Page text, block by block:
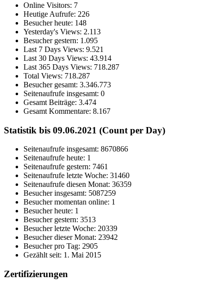
Online Visitors: 7
Heutige Aufrufe: 226
Besucher heute: 148
Yesterday's Views: 2.113
Besucher gestern: 1.095
Last 7 Days Views: 9.521
Last 30 Days Views: 43.914
Last 365 Days Views: 718.287
Total Views: 718.287
Besucher gesamt: 3.346.773
Seitenaufrufe insgesamt: 0
Gesamt Beiträge: 3.474
Gesamt Kommentare: 8.167
Statistik bis 09.06.2021 (Count per Day)
Seitenaufrufe insgesamt: 8670866
Seitenaufrufe heute: 1
Seitenaufrufe gestern: 7461
Seitenaufrufe letzte Woche: 31460
Seitenaufrufe diesen Monat: 36359
Besucher insgesamt: 5087259
Besucher momentan online: 1
Besucher heute: 1
Besucher gestern: 3513
Besucher letzte Woche: 20339
Besucher dieser Monat: 23942
Besucher pro Tag: 2905
Gezählt seit: 1. Mai 2015
Zertifizierungen